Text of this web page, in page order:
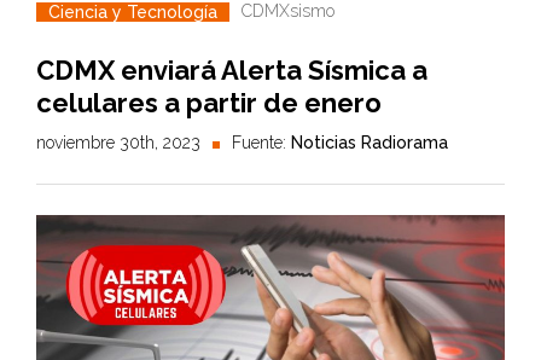
Ciencia y Tecnología CDMXsismo
CDMX enviará Alerta Sísmica a
celulares a partir de enero
noviembre 30th, 2023 Fuente: Noticias Radiorama